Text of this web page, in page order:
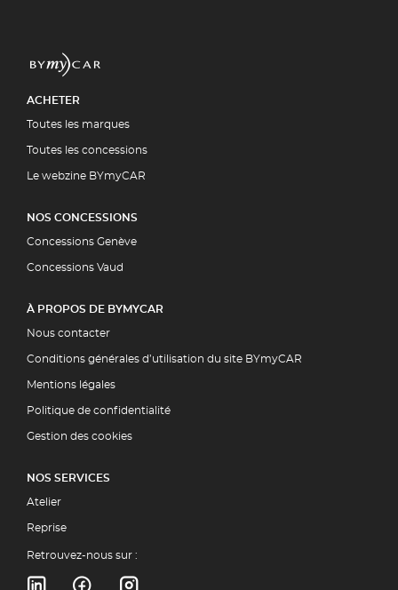
ACHETER
Toutes les marques
Toutes les concessions
Le webzine BYmyCAR
NOS CONCESSIONS
Concessions Genève
Concessions Vaud
À PROPOS DE BYMYCAR
Nous contacter
Conditions générales d’utilisation du site BYmyCAR
Mentions légales
Politique de confidentialité
Gestion des cookies
NOS SERVICES
Atelier
Reprise
Retrouvez-nous sur :